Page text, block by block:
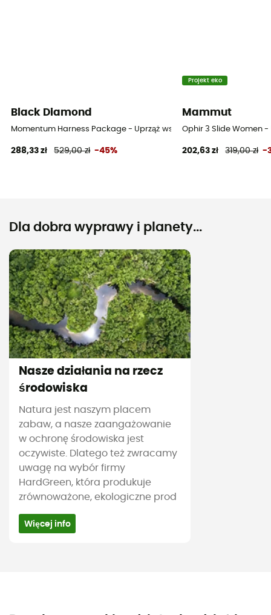
Black Diamond
Momentum Harness Package - Uprząż wspinaczkowa damska
288,33 zł 529,00 zł -45%
Projekt eko
Mammut
Ophir 3 Slide Women
202,63 zł 319,00 zł -
Dla dobra wyprawy i planety...
Nasze działania na rzecz
środowiska
Natura jest naszym placem
zabaw, a nasze zaangażowanie
w ochronę środowiska jest
oczywiste. Dlatego też zwracamy
uwagę na wybór firmy
HardGreen, która produkuje
zrównoważone, ekologiczne prod
Więcej info